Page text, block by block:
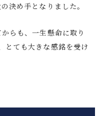
決め手となりました。
らも、一生懸命に取り
とても大きな感銘を受け